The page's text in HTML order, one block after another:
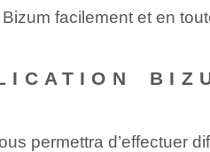
facilement et en
permettra d’effectuer